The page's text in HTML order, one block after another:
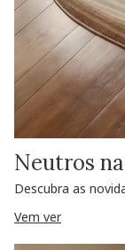
Neutros
Descubra as
Vem ver